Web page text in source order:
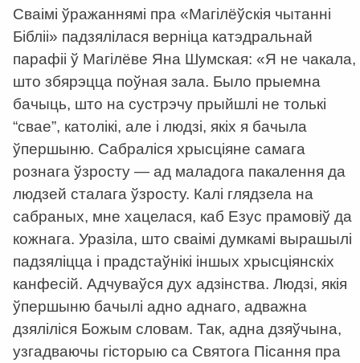
Сваімі ўражаннямі пра «Магілёўскія чытанні
Бібліі» падзялілася верніца катэдральнай
парафіі ў Магілёве Яна Шумская: «Я не чакала,
што збярэцца поўная зала. Было прыемна
бачыць, што на сустрэчу прыйшлі не толькі
“свае”, католікі, але і людзі, якіх я бачыла
ўпершыню. Сабраліся хрысціяне самага
рознага ўзросту — ад маладога пакалення да
людзей сталага ўзросту. Калі глядзела на
сабраных, мне хацелася, каб Езус прамовіў да
кожнага. Уразіла, што сваімі думкамі вырашылі
падзяліцца і прадстаўнікі іншых хрысціянскіх
канфесій. Адчуваўся дух адзінства. Людзі, якія
ўпершыню бачылі адно аднаго, адважна
дзяліліся Божым словам. Так, адна дзяўчына,
узгадваючы гісторыю са Святога Пісання пра